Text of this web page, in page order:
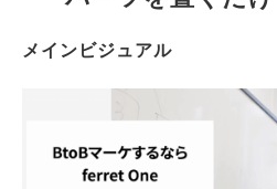
メインビジュアル